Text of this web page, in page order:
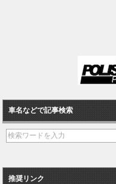
車名などで記事検索
推奨リンク